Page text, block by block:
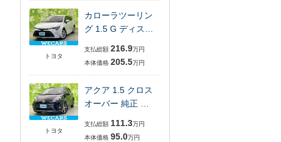
トヨタ
カローラツーリン
グ 1.5 G ディス…
支払総額 216.9万円
本体価格 205.5万円
トヨタ
アクア 1.5 クロス
オーバー 純正 …
支払総額 111.3万円
本体価格 95.0万円